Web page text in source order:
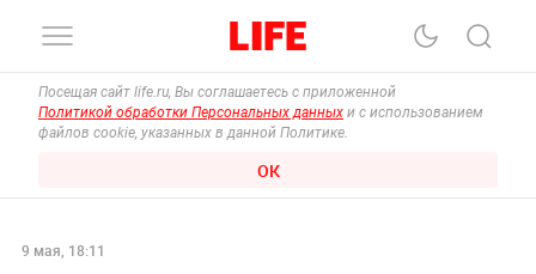
Посещая сайт life.ru, Вы соглашаетесь с приложенной
Политикой обработки Персональных данных и с использованием
файлов cookie, указанных в данной Политике.
ОК
9 мая, 18:11